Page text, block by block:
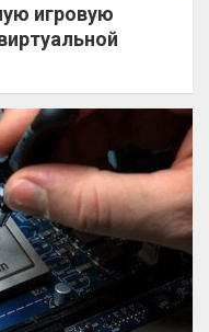
игровую